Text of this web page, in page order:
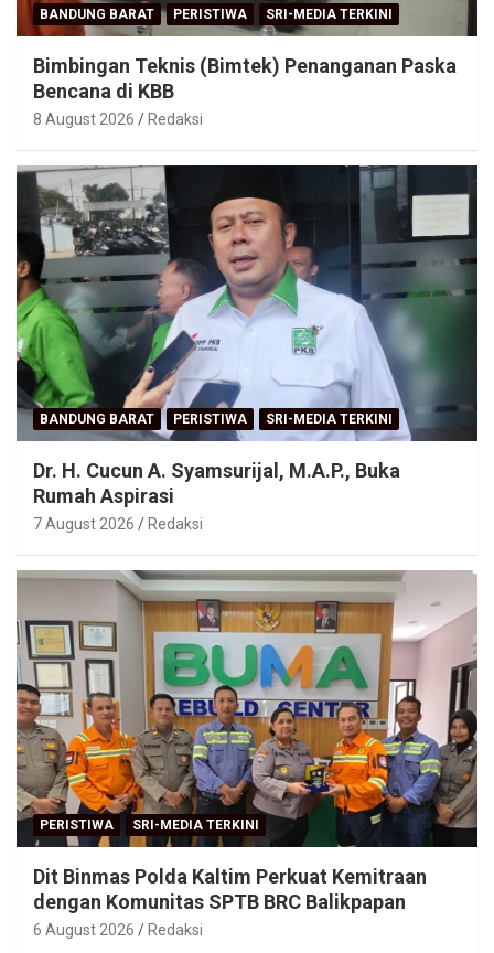
BANDUNG BARAT PERISTIWA SRI-MEDIA TERKINI
Bimbingan Teknis (Bimtek) Penanganan Paska
Bencana di KBB
8 August 2026 Redaksi
BANDUNG BARAT PERISTIWA SRI-MEDIA TERKINI
Dr. H. Cucun A. Syamsurijal, M.A.P., Buka
Rumah Aspirasi
7 August 2026 Redaksi
PERISTIWA SRI-MEDIA TERKINI
Dit Binmas Polda Kaltim Perkuat Kemitraan
dengan Komunitas SPTB BRC Balikpapan
6 August 2026 Redaksi